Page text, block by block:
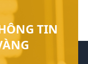
TIN